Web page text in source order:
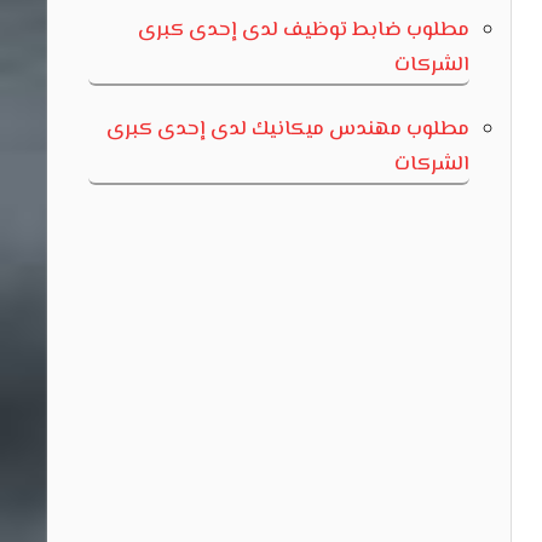
مطلوب ضابط توظيف لدى إحدى كبرى
الشركات
مطلوب مهندس ميكانيك لدى إحدى كبرى
الشركات